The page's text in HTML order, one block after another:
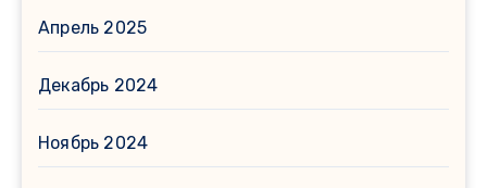
Апрель 2025
Декабрь 2024
Ноябрь 2024